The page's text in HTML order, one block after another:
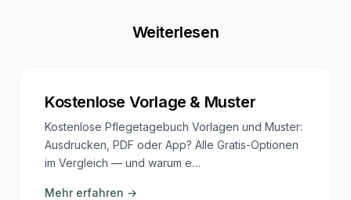
Weiterlesen
Kostenlose Vorlage & Muster
Kostenlose Pflegetagebuch Vorlagen und Muster:
Ausdrucken, PDF oder App? Alle Gratis-Optionen
im Vergleich — und warum e…
Mehr erfahren →